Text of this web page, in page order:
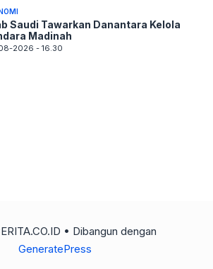
Saudi Tawarkan Danantara Kelola
Madinah
2026 - 16.30
• Dibangun dengan
GeneratePress